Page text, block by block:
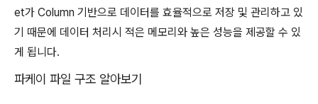
et가 Column 기반으로 데이터를 효율적으로 저장 및 관리하고 있
기 때문에 데이터 처리시 적은 메모리와 높은 성능을 제공할 수 있
게 됩니다.
파케이 파일 구조 알아보기